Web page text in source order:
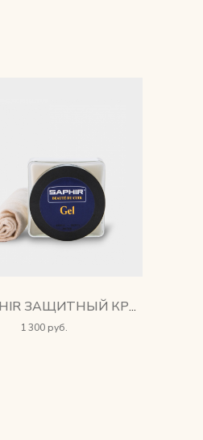
GEL SAPHIR ЗАЩИТНЫЙ КРЕМ
1 300 руб.